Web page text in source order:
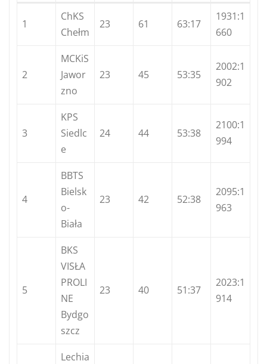
1
ChKS
Chełm
23 61 63:17
1931:1
660
2
MCKiS
Jawor
zno
23 45 53:35
2002:1
902
3
KPS
Siedlc
e
24 44 53:38
2100:1
994
4
BBTS
Bielsk
o-
Biała
23 42 52:38
2095:1
963
5
BKS
VISŁA
PROLI
NE
Bydgo
szcz
23 40 51:37
2023:1
914
Lechia